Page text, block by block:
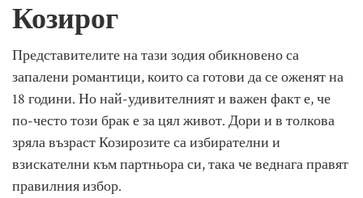
Козирог
Представителите на тази зодия обикновено са
запалени романтици, които са готови да се оженят на
18 години. Но най-удивителният и важен факт е, че
по-често този брак е за цял живот. Дори и в толкова
зряла възраст Козирозите са избирателни и
взискателни към партньора си, така че веднага правят
правилния избор.